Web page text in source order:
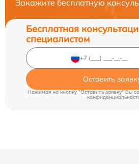
Закажите бесплатную
Бесплатная
специалистом
Оставить
Нажимая на кнопку "Оставить заявку" Вы